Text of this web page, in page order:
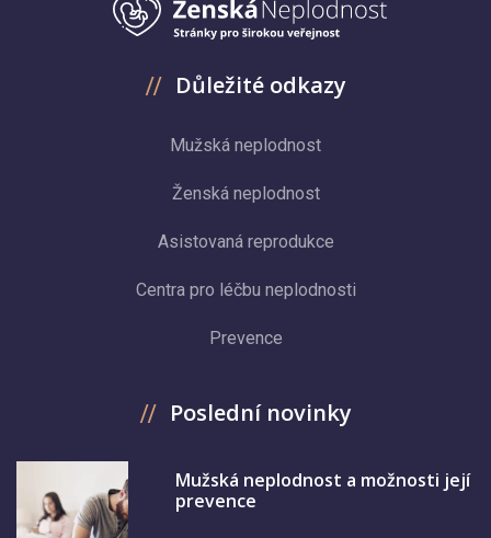
Důležité odkazy
Mužská neplodnost
Ženská neplodnost
Asistovaná reprodukce
Centra pro léčbu neplodnosti
Prevence
Poslední novinky
Mužská neplodnost a možnosti její
prevence